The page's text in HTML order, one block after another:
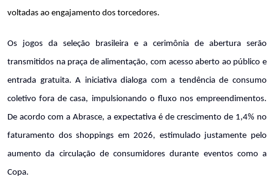
voltadas ao engajamento dos torcedores.
Os jogos da seleção brasileira e a cerimônia de abertura serão
transmitidos na praça de alimentação, com acesso aberto ao público e
entrada gratuita. A iniciativa dialoga com a tendência de consumo
coletivo fora de casa, impulsionando o fluxo nos empreendimentos.
De acordo com a Abrasce, a expectativa é de crescimento de 1,4% no
faturamento dos shoppings em 2026, estimulado justamente pelo
aumento da circulação de consumidores durante eventos como a
Copa.